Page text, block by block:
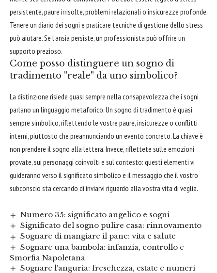
persistente, paure irrisolte, problemi relazionali o insicurezze profonde.
Tenere un diario dei sogni e praticare tecniche di gestione dello stress
può aiutare. Se l'ansia persiste, un professionista può offrire un
supporto prezioso.
Come posso distinguere un sogno di
tradimento "reale" da uno simbolico?
La distinzione risiede quasi sempre nella consapevolezza che i sogni
parlano un linguaggio metaforico. Un sogno di tradimento è quasi
sempre simbolico, riflettendo le vostre paure, insicurezze o conflitti
interni, piuttosto che preannunciando un evento concreto. La chiave è
non prendere il sogno alla lettera. Invece, riflettete sulle emozioni
provate, sui personaggi coinvolti e sul contesto: questi elementi vi
guideranno verso il significato simbolico e il messaggio che il vostro
subconscio sta cercando di inviarvi riguardo alla vostra vita di veglia.
Numero 35: significato angelico e sogni
Significato del sogno pulire casa: rinnovamento
Sognare di mangiare il pane: vita e salute
Sognare una bambola: infanzia, controllo e
Smorfia Napoletana
Sognare l’anguria: freschezza, estate e numeri